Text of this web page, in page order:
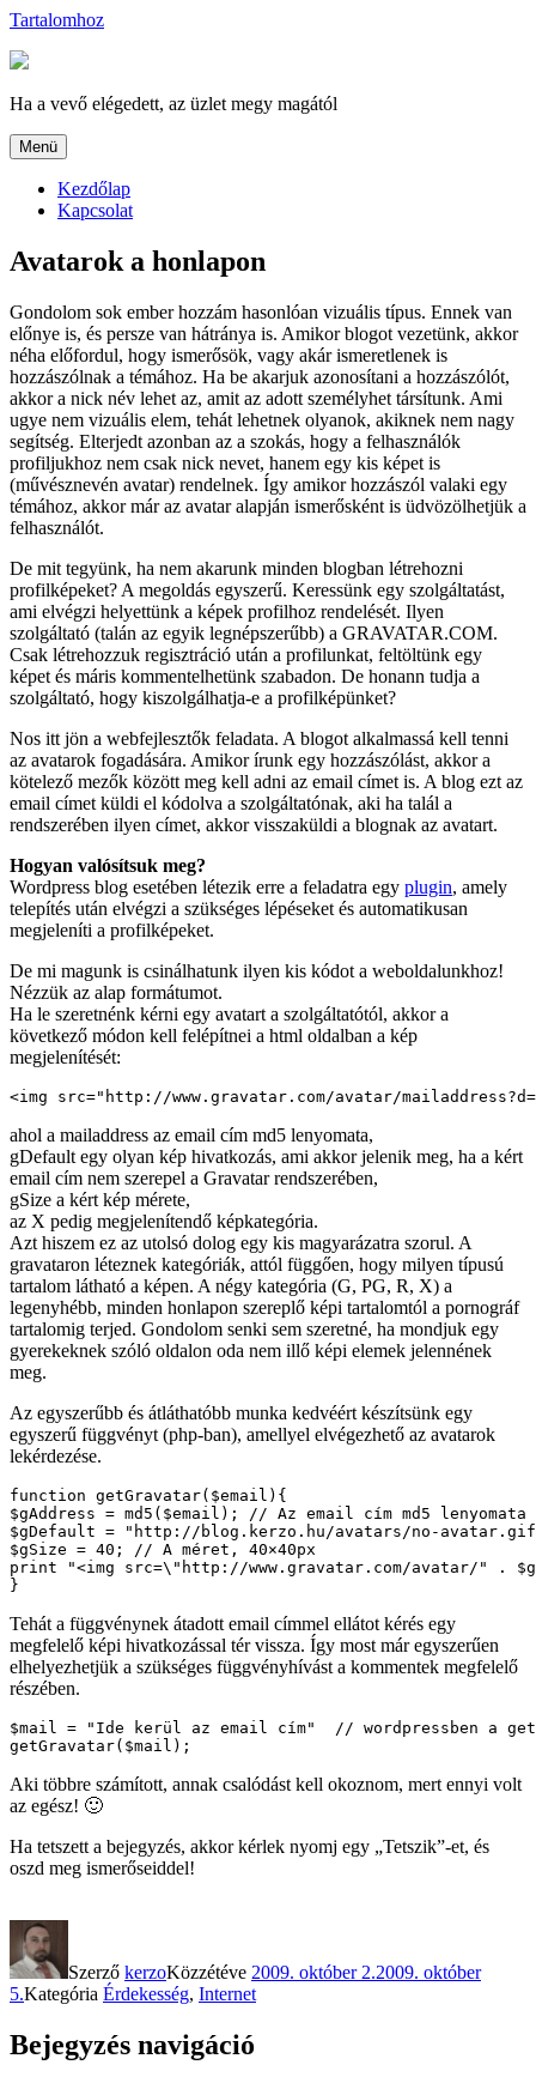
Tartalomhoz
Ha a vevő elégedett, az üzlet megy magától
Menü
Kezdőlap
Kapcsolat
Avatarok a honlapon
Gondolom sok ember hozzám hasonlóan vizuális típus. Ennek van
előnye is, és persze van hátránya is. Amikor blogot vezetünk, akkor
néha előfordul, hogy ismerősök, vagy akár ismeretlenek is
hozzászólnak a témához. Ha be akarjuk azonosítani a hozzászólót,
akkor a nick név lehet az, amit az adott személyhet társítunk. Ami
ugye nem vizuális elem, tehát lehetnek olyanok, akiknek nem nagy
segítség. Elterjedt azonban az a szokás, hogy a felhasználók
profiljukhoz nem csak nick nevet, hanem egy kis képet is
(művésznevén avatar) rendelnek. Így amikor hozzászól valaki egy
témához, akkor már az avatar alapján ismerősként is üdvözölhetjük a
felhasználót.
De mit tegyünk, ha nem akarunk minden blogban létrehozni
profilképeket? A megoldás egyszerű. Keressünk egy szolgáltatást,
ami elvégzi helyettünk a képek profilhoz rendelését. Ilyen
szolgáltató (talán az egyik legnépszerűbb) a GRAVATAR.COM.
Csak létrehozzuk regisztráció után a profilunkat, feltöltünk egy
képet és máris kommentelhetünk szabadon. De honann tudja a
szolgáltató, hogy kiszolgálhatja-e a profilképünket?
Nos itt jön a webfejlesztők feladata. A blogot alkalmassá kell tenni
az avatarok fogadására. Amikor írunk egy hozzászólást, akkor a
kötelező mezők között meg kell adni az email címet is. A blog ezt az
email címet küldi el kódolva a szolgáltatónak, aki ha talál a
rendszerében ilyen címet, akkor visszaküldi a blognak az avatart.
Hogyan valósítsuk meg?
Wordpress blog esetében létezik erre a feladatra egy plugin, amely
telepítés után elvégzi a szükséges lépéseket és automatikusan
megjeleníti a profilképeket.
De mi magunk is csinálhatunk ilyen kis kódot a weboldalunkhoz!
Nézzük az alap formátumot.
Ha le szeretnénk kérni egy avatart a szolgáltatótól, akkor a
következő módon kell felépítnei a html oldalban a kép
megjelenítését:
<img src="http://www.gravatar.com/avatar/
ahol a mailaddress az email cím md5 lenyomata,
gDefault egy olyan kép hivatkozás, ami akkor jelenik meg, ha a kért
email cím nem szerepel a Gravatar rendszerében,
gSize a kért kép mérete,
az X pedig megjelenítendő képkategória.
Azt hiszem ez az utolsó dolog egy kis magyarázatra szorul. A
gravataron léteznek kategóriák, attól függően, hogy milyen típusú
tartalom látható a képen. A négy kategória (G, PG, R, X) a
legenyhébb, minden honlapon szereplő képi tartalomtól a pornográf
tartalomig terjed. Gondolom senki sem szeretné, ha mondjuk egy
gyerekeknek szóló oldalon oda nem illő képi elemek jelennének
meg.
Az egyszerűbb és átláthatóbb munka kedvéért készítsünk egy
egyszerű függvényt (php-ban), amellyel elvégezhető az avatarok
lekérdezése.
function getGravatar($email){
$gAddress = md5($email); // Az email cím md5 lenyomata
$gDefault = "http://blog.kerzo.hu/avatars/no-
$gSize = 40; // A méret, 40×40px
print "<img src=\"http://www.gravatar.com/avatar/"
}
Tehát a függvénynek átadott email címmel ellátot kérés egy
megfelelő képi hivatkozással tér vissza. Így most már egyszerűen
elhelyezhetjük a szükséges függvényhívást a kommentek megfelelő
részében.
$mail = "Ide kerül az email cím"  // wordpressben a
getGravatar($mail);
Aki többre számított, annak csalódást kell okoznom, mert ennyi volt
az egész! 🙂
Ha tetszett a bejegyzés, akkor kérlek nyomj egy „Tetszik”-et, és
oszd meg ismerőseiddel!
Szerző kerzoKözzétéve 2009. október 2.2009. október
5.Kategória Érdekesség, Internet
Bejegyzés navigáció